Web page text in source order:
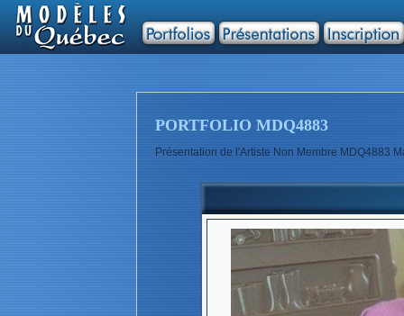
PORTFOLIO MDQ4883
Présentation de l'Artiste Non Membre MDQ4883